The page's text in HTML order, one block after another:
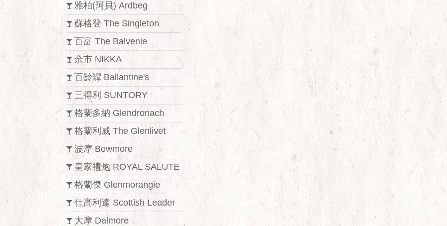
雅柏(阿貝) Ardbeg
蘇格登 The Singleton
百富 The Balvenie
余市 NIKKA
百齡罈 Ballantine's
三得利 SUNTORY
格蘭多納 Glendronach
格蘭利威 The Glenlivet
波摩 Bowmore
皇家禮炮 ROYAL SALUTE
格蘭傑 Glenmorangie
仕高利達 Scottish Leader
大摩 Dalmore